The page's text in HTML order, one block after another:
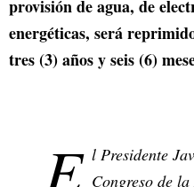
provisión de agua, de
energéticas, será
tres (3) años y seis (6)
E l Presidente
Congreso de